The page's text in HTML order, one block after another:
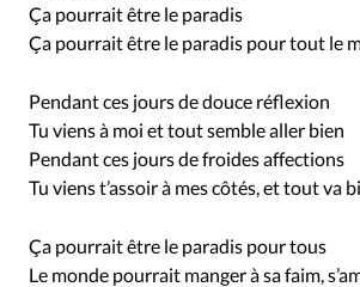
Ça pourrait être le paradis
Ça pourrait être le paradis pour tout le
Pendant ces jours de douce réflexion
Tu viens à moi et tout semble aller bien
Pendant ces jours de froides affections
Tu viens t’assoir à mes côtés, et tout va
Ça pourrait être le paradis pour tous
Le monde pourrait manger à sa faim,